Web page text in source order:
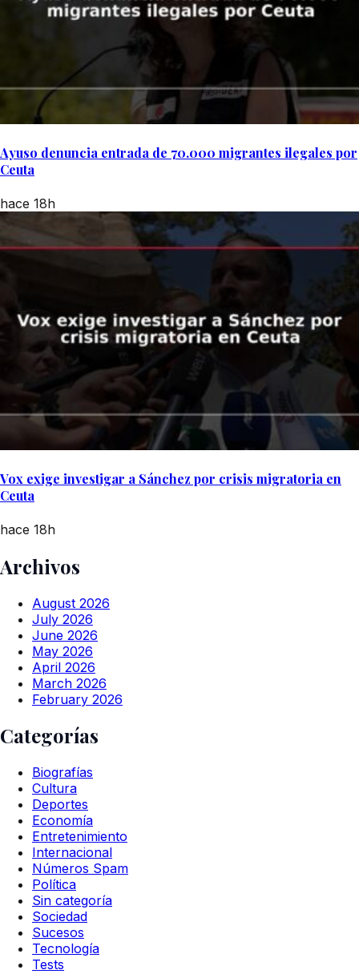
Ayuso denuncia entrada de 70.000 migrantes ilegales por
Ceuta
hace 18h
Vox exige investigar a Sánchez por crisis migratoria en
Ceuta
hace 18h
Archivos
August 2026
July 2026
June 2026
May 2026
April 2026
March 2026
February 2026
Categorías
Biografías
Cultura
Deportes
Economía
Entretenimiento
Internacional
Números Spam
Política
Sin categoría
Sociedad
Sucesos
Tecnología
Tests